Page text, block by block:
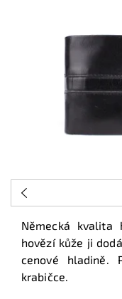
Německá kvalita
hovězí kůže ji
cenové hladině.
krabičce.